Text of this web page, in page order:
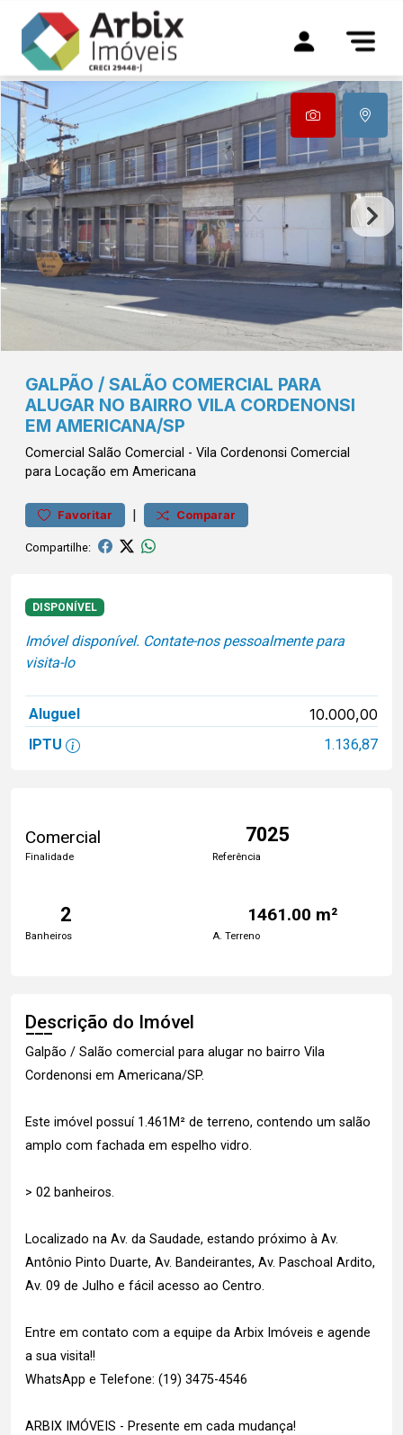
GALPÃO / SALÃO COMERCIAL PARA
ALUGAR NO BAIRRO VILA CORDENONSI
EM AMERICANA/SP
Comercial Salão Comercial - Vila Cordenonsi Comercial
para Locação em Americana
Favoritar | Comparar
Compartilhe:
DISPONÍVEL
Imóvel disponível. Contate-nos pessoalmente para
visita-lo
Aluguel 10.000,00
IPTU 1.136,87
Comercial
Finalidade
7025
Referência
2
Banheiros
1461.00 m²
A. Terreno
Descrição do Imóvel
Galpão / Salão comercial para alugar no bairro Vila
Cordenonsi em Americana/SP.
Este imóvel possuí 1.461M² de terreno, contendo um salão
amplo com fachada em espelho vidro.
> 02 banheiros.
Localizado na Av. da Saudade, estando próximo à Av.
Antônio Pinto Duarte, Av. Bandeirantes, Av. Paschoal Ardito,
Av. 09 de Julho e fácil acesso ao Centro.
Entre em contato com a equipe da Arbix Imóveis e agende
a sua visita!!
WhatsApp e Telefone: (19) 3475-4546
ARBIX IMÓVEIS - Presente em cada mudança!